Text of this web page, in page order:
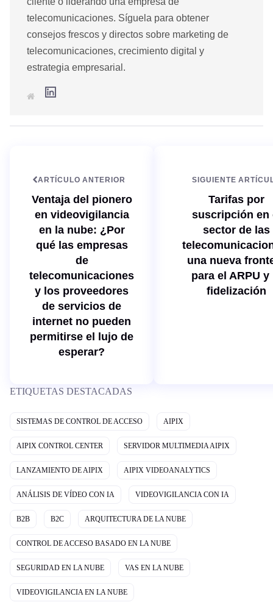
telecomunicaciones. Síguela para obtener
consejos frescos y directos sobre marketing de
telecomunicaciones, crecimiento digital y
estrategia empresarial.
ARTÍCULO ANTERIOR
Ventaja del pionero
en videovigilancia
en la nube: ¿Por
qué las empresas
de
telecomunicaciones
y los proveedores
de servicios de
internet no pueden
permitirse el lujo de
esperar?
SIGUIENTE
Tarifas por
suscripción en
sector de las
una nueva
para el ARPU y
fidelización
ETIQUETAS DESTACADAS
SISTEMAS DE CONTROL DE ACCESO AIPIX
AIPIX CONTROL CENTER SERVIDOR MULTIMEDIA AIPIX
LANZAMIENTO DE AIPIX AIPIX VIDEOANALYTICS
ANÁLISIS DE VÍDEO CON IA VIDEOVIGILANCIA CON IA
B2B B2C ARQUITECTURA DE LA NUBE
CONTROL DE ACCESO BASADO EN LA NUBE
SEGURIDAD EN LA NUBE VAS EN LA NUBE
VIDEOVIGILANCIA EN LA NUBE